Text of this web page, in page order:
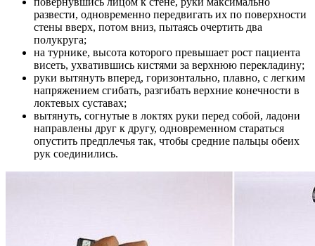
развести, одновременно передвигать их по поверхности
стены вверх, потом вниз, пытаясь очертить два
полукруга;
на турнике, высота которого превышает рост пациента
висеть, ухватившись кистями за верхнюю перекладину;
руки вытянуть вперед, горизонтально, плавно, с легким
напряжением сгибать, разгибать верхние конечности в
локтевых суставах;
вытянуть, согнутые в локтях руки перед собой, ладони
направлены друг к другу, одновременном стараться
опустить предплечья так, чтобы средние пальцы обеих
рук соединились.